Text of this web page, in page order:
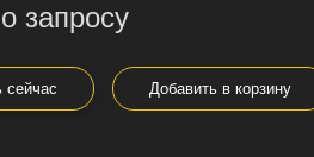
запросу
сейчас Добавить в корзину